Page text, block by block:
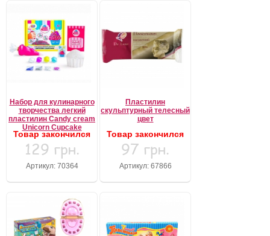
Набор для кулинарного
творчества легкий
пластилин Candy cream
Unicorn Cupcake
Товар закончился
129 грн.
Артикул: 70364
Пластилин
скульптурный телесный
цвет
Товар закончился
97 грн.
Артикул: 67866